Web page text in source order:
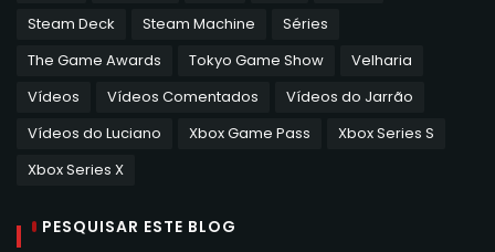
Steam Deck
Steam Machine
Séries
The Game Awards
Tokyo Game Show
Velharia
Vídeos
Vídeos Comentados
Vídeos do Jarrão
Vídeos do Luciano
Xbox Game Pass
Xbox Series S
Xbox Series X
PESQUISAR ESTE BLOG